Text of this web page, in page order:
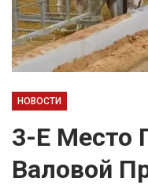
НОВОСТИ
3-Е Место
Валовой